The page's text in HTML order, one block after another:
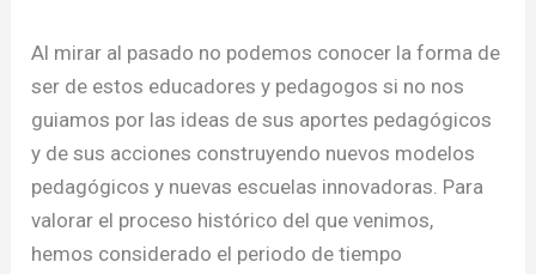
Al mirar al pasado no podemos conocer la forma de
ser de estos educadores y pedagogos si no nos
guiamos por las ideas de sus aportes pedagógicos
y de sus acciones construyendo nuevos modelos
pedagógicos y nuevas escuelas innovadoras. Para
valorar el proceso histórico del que venimos,
hemos considerado el periodo de tiempo